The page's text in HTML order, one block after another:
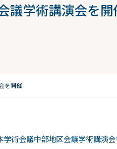
議学術講演会を開
を開催
学術会議中部地区会議学術講演